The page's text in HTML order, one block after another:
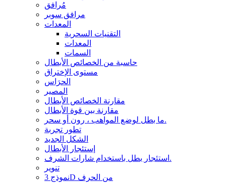
مُرافق
مرافق سوبر
المعدات
التقنيات السحرية
المعدات
السمات
حاسبة من الخصائص الأبطال
مستوى الإختراق
الحرَاس
المصير
مقارنة الخصائص الأبطال
مقارنة بين قوة الأبطال
ما بطل لوضع المواهب ، رون أو سحر.
تطور تجربة
الشكل الجديد
إستئجار الأبطال
استئجار بطل باستخدام شارات الشرف.
تنوير
نموذج 3D من الحرف